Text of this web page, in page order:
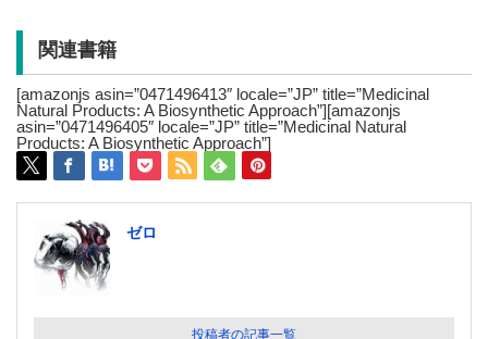
関連書籍
[amazonjs asin=”0471496413″ locale=”JP” title=”Medicinal
Natural Products: A Biosynthetic Approach”][amazonjs
asin=”0471496405″ locale=”JP” title=”Medicinal Natural
Products: A Biosynthetic Approach”]
ゼロ
投稿者の記事一覧